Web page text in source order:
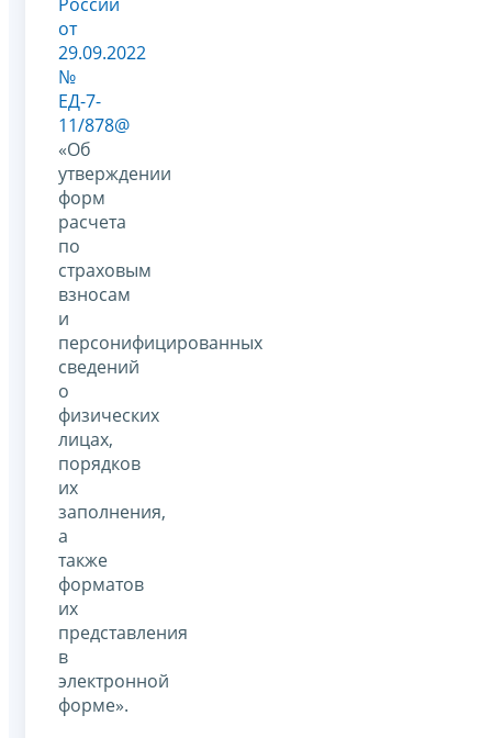
от
29.09.2022
№
ЕД-7-
11/878@
«Об
утверждении
форм
расчета
по
страховым
взносам
и
персонифицированных
сведений
о
физических
лицах,
порядков
их
заполнения,
а
также
форматов
их
представления
в
электронной
форме».